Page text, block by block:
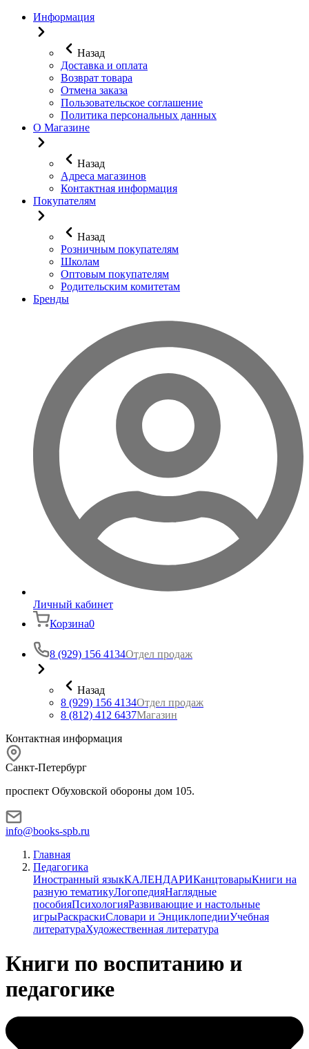
Информация
Назад
Доставка и оплата
Возврат товара
Отмена заказа
Пользовательское соглашение
Политика персональных данных
О Магазине
Назад
Адреса магазинов
Контактная информация
Покупателям
Назад
Розничным покупателям
Школам
Оптовым покупателям
Родительским комитетам
Бренды
Личный кабинет
Корзина0
8 (929) 156 4134Отдел продаж
Назад
8 (929) 156 4134Отдел продаж
8 (812) 412 6437Магазин
Контактная информация
Санкт-Петербург
проспект Обуховской обороны дом 105.
info@books-spb.ru
Главная
Педагогика
Иностранный языкКАЛЕНДАРИКанцтоварыКниги на
разную тематикуЛогопедияНаглядные
пособияПсихологияРазвивающие и настольные
игрыРаскраскиСловари и ЭнциклопедииУчебная
литератураХудожественная литература
Книги по воспитанию и
педагогике